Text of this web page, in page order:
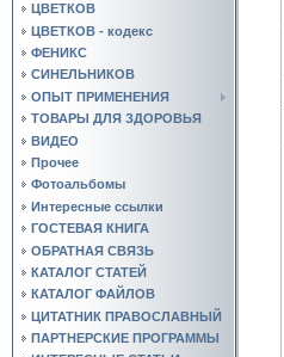
ЦВЕТКОВ
ЦВЕТКОВ - кодекс
ФЕНИКС
СИНЕЛЬНИКОВ
ОПЫТ ПРИМЕНЕНИЯ
ТОВАРЫ ДЛЯ ЗДОРОВЬЯ
ВИДЕО
Прочее
Фотоальбомы
Интересные ссылки
ГОСТЕВАЯ КНИГА
ОБРАТНАЯ СВЯЗЬ
КАТАЛОГ СТАТЕЙ
КАТАЛОГ ФАЙЛОВ
ЦИТАТНИК ПРАВОСЛАВНЫЙ
ПАРТНЕРСКИЕ ПРОГРАММЫ